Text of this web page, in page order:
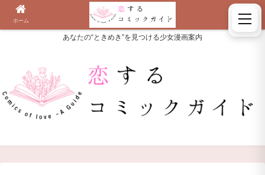
あなたの“ときめき”を見つける少女漫画案内
ホーム 検索